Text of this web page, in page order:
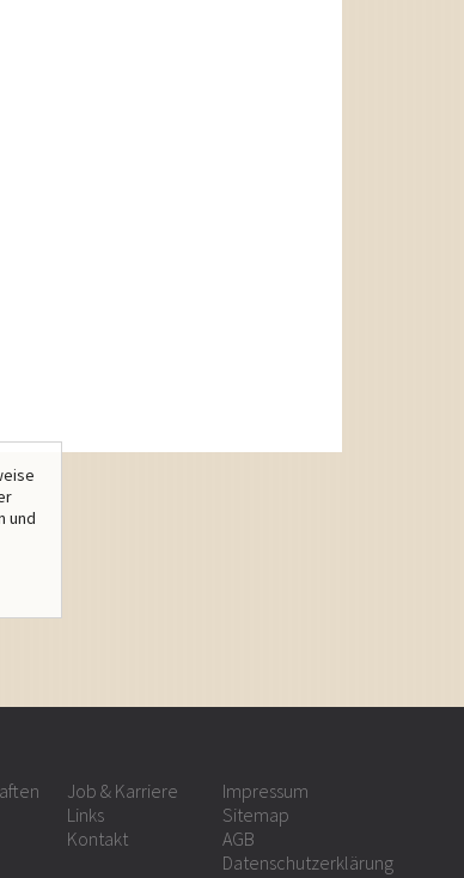
Job & Karriere
Links
Kontakt
Impressum
Sitemap
AGB
Datenschutzerklärung
und